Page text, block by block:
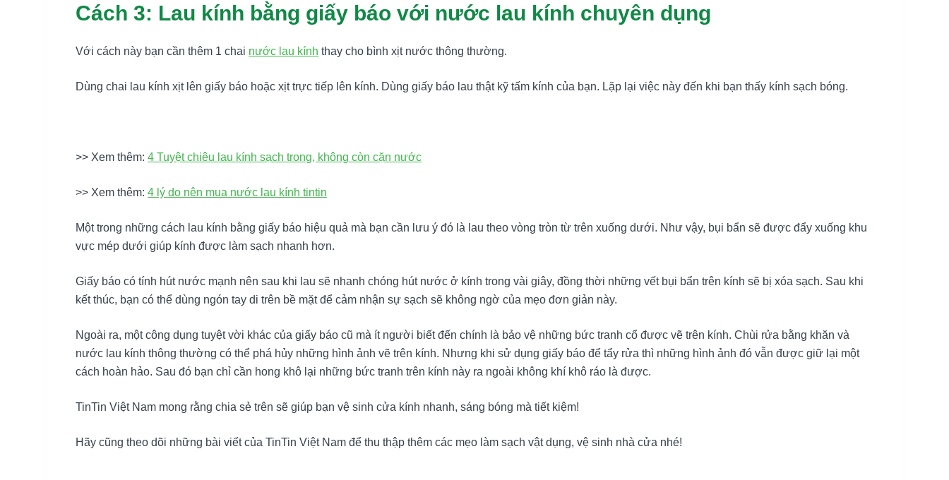
Cách 3: Lau kính bằng giấy báo với nước lau kính chuyên dụng
Với cách này bạn cần thêm 1 chai nước lau kính thay cho bình xịt nước thông thường.
Dùng chai lau kính xịt lên giấy báo hoặc xịt trực tiếp lên kính. Dùng giấy báo lau thật kỹ tấm kính của bạn. Lặp lại việc này đến khi bạn thấy kính sạch bóng.
>> Xem thêm:4 Tuyệt chiêu lau kính sạch trong, không còn cặn nước
>> Xem thêm:4 lý do nên mua nước lau kính tintin
Một trong những cách lau kính bằng giấy báo hiệu quả mà bạn cần lưu ý đó là lau theo vòng tròn từ trên xuống dưới. Như vậy, bụi bẩn sẽ được đẩy xuống khu
vực mép dưới giúp kính được làm sạch nhanh hơn.
Giấy báo có tính hút nước mạnh nên sau khi lau sẽ nhanh chóng hút nước ở kính trong vài giây, đồng thời những vết bụi bẩn trên kính sẽ bị xóa sạch. Sau khi
kết thúc, bạn có thể dùng ngón tay di trên bề mặt để cảm nhận sự sạch sẽ không ngờ của mẹo đơn giản này.
Ngoài ra, một công dụng tuyệt vời khác của giấy báo cũ mà ít người biết đến chính là bảo vệ những bức tranh cổ được vẽ trên kính. Chùi rửa bằng khăn và
nước lau kính thông thường có thể phá hủy những hình ảnh vẽ trên kính. Nhưng khi sử dụng giấy báo để tẩy rửa thì những hình ảnh đó vẫn được giữ lại một
cách hoàn hảo. Sau đó bạn chỉ cần hong khô lại những bức tranh trên kính này ra ngoài không khí khô ráo là được.
TinTin Việt Nam mong rằng chia sẻ trên sẽ giúp bạn vệ sinh cửa kính nhanh, sáng bóng mà tiết kiệm!
Hãy cũng theo dõi những bài viết của TinTin Việt Nam để thu thập thêm các mẹo làm sạch vật dụng, vệ sinh nhà cửa nhé!